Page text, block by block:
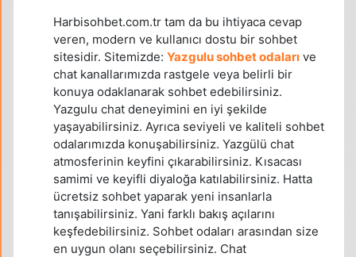
Harbisohbet.com.tr tam da bu ihtiyaca cevap
veren, modern ve kullanıcı dostu bir sohbet
sitesidir. Sitemizde: Yazgulu sohbet odaları ve
chat kanallarımızda rastgele veya belirli bir
konuya odaklanarak sohbet edebilirsiniz.
Yazgulu chat deneyimini en iyi şekilde
yaşayabilirsiniz. Ayrıca seviyeli ve kaliteli sohbet
odalarımızda konuşabilirsiniz. Yazgülü chat
atmosferinin keyfini çıkarabilirsiniz. Kısacası
samimi ve keyifli diyaloğa katılabilirsiniz. Hatta
ücretsiz sohbet yaparak yeni insanlarla
tanışabilirsiniz. Yani farklı bakış açılarını
keşfedebilirsiniz. Sohbet odaları arasından size
en uygun olanı seçebilirsiniz. Chat